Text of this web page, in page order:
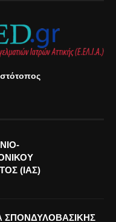
(ΙΑΣ)
ΣΠΟΝΔΥΛΟΒΑΣΙΚΗΣ